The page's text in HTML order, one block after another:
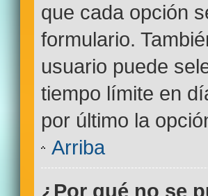
que cada opción
formulario.
usuario puede
tiempo límite en
por último la
Arriba
¿Por qué no se